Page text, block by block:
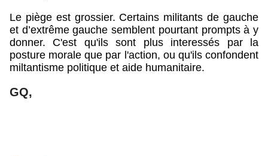
Le piège est grossier. Certains militants de gauche
et d’extrême gauche semblent pourtant prompts à y
donner. C'est qu'ils sont plus interessés par la
posture morale que par l'action, ou qu'ils confondent
miltantisme politique et aide humanitaire.
GQ,